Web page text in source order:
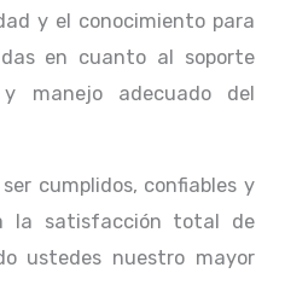
y el conocimiento para
en cuanto al soporte
manejo adecuado del
cumplidos, confiables y
la satisfacción total de
ustedes nuestro mayor